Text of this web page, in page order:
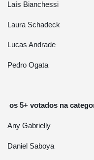
Laís Bianchessi
Laura Schadeck
Lucas Andrade
Pedro Ogata
os 5+ votados na
Any Gabrielly
Daniel Saboya